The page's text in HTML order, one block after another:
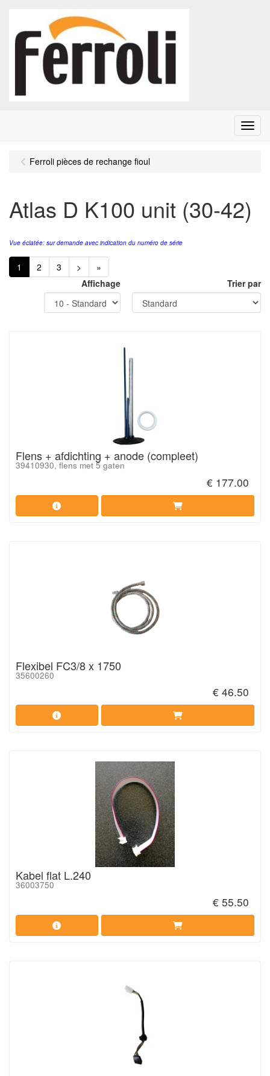
Menu
Ferroli pièces de rechange fioul
Atlas D K100 unit (30-42)
Vue éclatée: sur demande avec indication du numéro de série
1 2 3 >
»
Affichage
Trier par
Flens + afdichting + anode (compleet)
39410930, flens met 5 gaten
€ 177.00
Flexibel FC3/8 x 1750
35600260
€ 46.50
Kabel flat L.240
36003750
€ 55.50